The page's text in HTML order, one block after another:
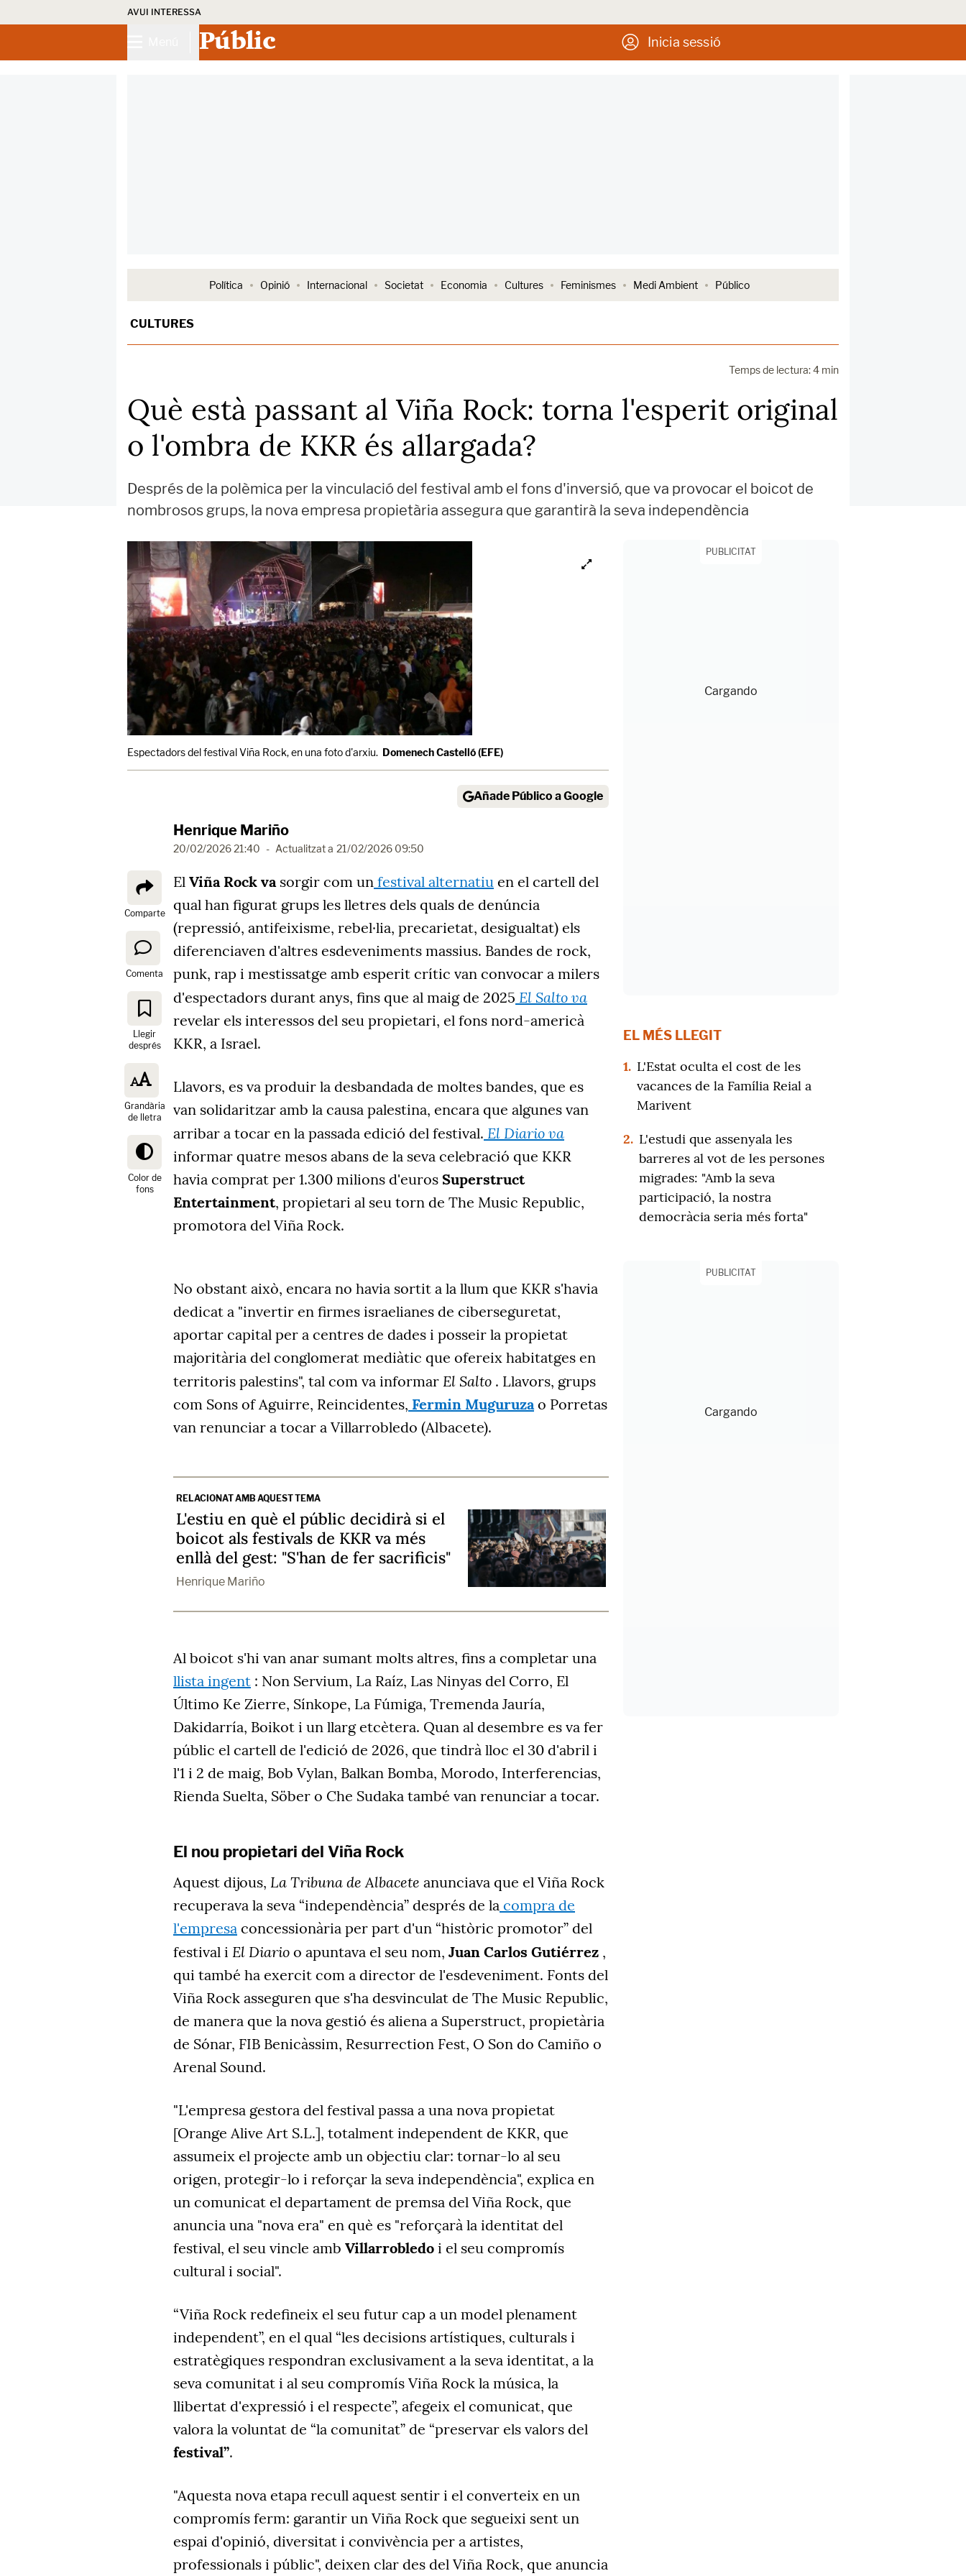
AVUI INTERESSA
Públic Inicia sessió
Política Opinió Internacional Societat Economia Cultures Feminismes Medi Ambient Público
CULTURES
Temps de lectura: 4 min
Què està passant al Viña Rock: torna l'esperit original
o l'ombra de KKR és allargada?
Després de la polèmica per la vinculació del festival amb el fons d'inversió, que va provocar el boicot de
nombrosos grups, la nova empresa propietària assegura que garantirà la seva independència
Espectadors del festival Viña Rock, en una foto d'arxiu. Domenech Castelló (EFE)
Añade Público a Google
Henrique Mariño
20/02/2026 21:40 - Actualitzat a 21/02/2026 09:50
Comparte
Comenta
Llegir
després
Grandària
de lletra
Color de
fons
El Viña Rock va sorgir com un festival alternatiu en el cartell del
qual han figurat grups les lletres dels quals de denúncia
(repressió, antifeixisme, rebel·lia, precarietat, desigualtat) els
diferenciaven d'altres esdeveniments massius. Bandes de rock,
punk, rap i mestissatge amb esperit crític van convocar a milers
d'espectadors durant anys, fins que al maig de 2025 El Salto va
revelar els interessos del seu propietari, el fons nord-americà
KKR, a Israel.
Llavors, es va produir la desbandada de moltes bandes, que es
van solidaritzar amb la causa palestina, encara que algunes van
arribar a tocar en la passada edició del festival. El Diario va
informar quatre mesos abans de la seva celebració que KKR
havia comprat per 1.300 milions d'euros Superstruct
Entertainment, propietari al seu torn de The Music Republic,
promotora del Viña Rock.
No obstant això, encara no havia sortit a la llum que KKR s'havia
dedicat a "invertir en firmes israelianes de ciberseguretat,
aportar capital per a centres de dades i posseir la propietat
majoritària del conglomerat mediàtic que ofereix habitatges en
territoris palestins", tal com va informar El Salto . Llavors, grups
com Sons of Aguirre, Reincidentes, Fermin Muguruza o Porretas
van renunciar a tocar a Villarrobledo (Albacete).
RELACIONAT AMB AQUEST TEMA
L'estiu en què el públic decidirà si el
boicot als festivals de KKR va més
enllà del gest: "S'han de fer sacrificis"
Henrique Mariño
Al boicot s'hi van anar sumant molts altres, fins a completar una
llista ingent : Non Servium, La Raíz, Las Ninyas del Corro, El
Último Ke Zierre, Sínkope, La Fúmiga, Tremenda Jauría,
Dakidarría, Boikot i un llarg etcètera. Quan al desembre es va fer
públic el cartell de l'edició de 2026, que tindrà lloc el 30 d'abril i
l'1 i 2 de maig, Bob Vylan, Balkan Bomba, Morodo, Interferencias,
Rienda Suelta, Söber o Che Sudaka també van renunciar a tocar.
El nou propietari del Viña Rock
Aquest dijous, La Tribuna de Albacete anunciava que el Viña Rock
recuperava la seva “independència” després de la compra de
l'empresa concessionària per part d'un “històric promotor” del
festival i El Diario o apuntava el seu nom, Juan Carlos Gutiérrez ,
qui també ha exercit com a director de l'esdeveniment. Fonts del
Viña Rock asseguren que s'ha desvinculat de The Music Republic,
de manera que la nova gestió és aliena a Superstruct, propietària
de Sónar, FIB Benicàssim, Resurrection Fest, O Son do Camiño o
Arenal Sound.
"L'empresa gestora del festival passa a una nova propietat
[Orange Alive Art S.L.], totalment independent de KKR, que
assumeix el projecte amb un objectiu clar: tornar-lo al seu
origen, protegir-lo i reforçar la seva independència", explica en
un comunicat el departament de premsa del Viña Rock, que
anuncia una "nova era" en què es "reforçarà la identitat del
festival, el seu vincle amb Villarrobledo i el seu compromís
cultural i social".
“Viña Rock redefineix el seu futur cap a un model plenament
independent”, en el qual “les decisions artístiques, culturals i
estratègiques respondran exclusivament a la seva identitat, a la
seva comunitat i al seu compromís Viña Rock la música, la
llibertat d'expressió i el respecte”, afegeix el comunicat, que
valora la voluntat de “la comunitat” de “preservar els valors del
festival”.
"Aquesta nova etapa recull aquest sentir i el converteix en un
compromís ferm: garantir un Viña Rock que segueixi sent un
espai d'opinió, diversitat i convivència per a artistes,
professionals i públic", deixen clar des del Viña Rock, que anuncia
PUBLICITAT
EL MÉS LLEGIT
1. L'Estat oculta el cost de les
vacances de la Família Reial a
Marivent
2. L'estudi que assenyala les
barreres al vot de les persones
migrades: "Amb la seva
participació, la nostra
democràcia seria més forta"
PUBLICITAT